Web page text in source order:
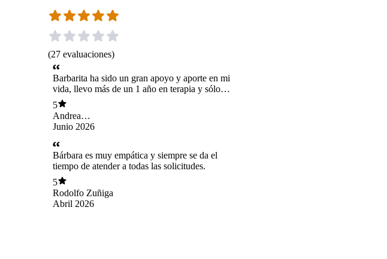
(27 evaluaciones)
Barbarita ha sido un gran apoyo y aporte en mi
vida, llevo más de un 1 año en terapia y sólo
tengo palabras de elogios para ella, es una gran
profesional.
5
Andrea
Norambuena
Junio 2026
Bárbara es muy empática y siempre se da el
tiempo de atender a todas las solicitudes.
5
Rodolfo Zuñiga
Abril 2026